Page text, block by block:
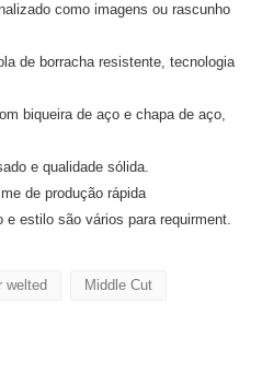
como imagens ou rascunho
de borracha resistente, tecnologia
biqueira de aço e chapa de aço,
e qualidade sólida.
de produção rápida
estilo são vários para requirment.
welted Middle Cut